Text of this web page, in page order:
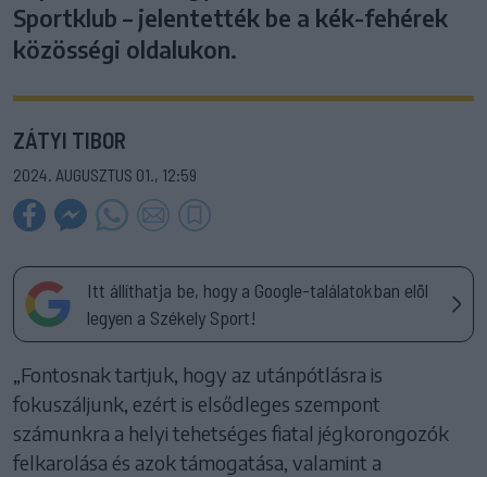
Sportklub – jelentették be a kék-fehérek
közösségi oldalukon.
ZÁTYI TIBOR
2024. AUGUSZTUS 01., 12:59
Itt állíthatja be, hogy a Google-találatokban elöl
legyen a Székely Sport!
„Fontosnak tartjuk, hogy az utánpótlásra is
fokuszáljunk, ezért is elsődleges szempont
számunkra a helyi tehetséges fiatal jégkorongozók
felkarolása és azok támogatása, valamint a